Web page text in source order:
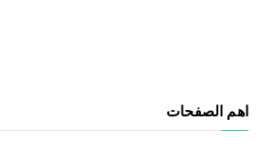
اهم الصفحات